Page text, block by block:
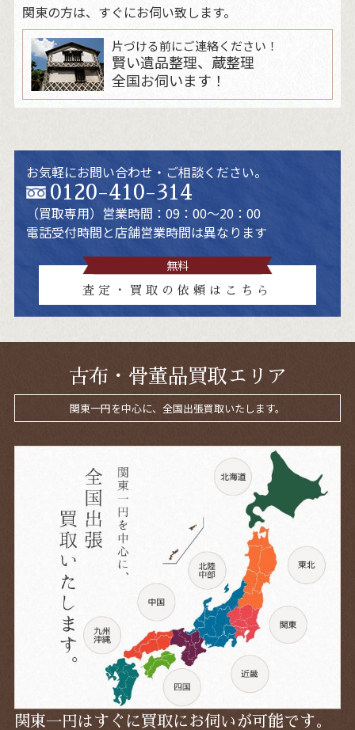
関東の方は、すぐにお伺い致します。
片づける前にご連絡ください！
賢い遺品整理、蔵整理
全国お伺います！
お気軽にお問い合わせ・ご相談ください。
0120-410-314
（買取専用） 営業時間：09：00～20：00
電話受付時間と店舗営業時間は異なります
無料
査定・買取の依頼はこちら
古布・骨董品買取エリア
関東一円を中心に、全国出張買取いたします。
関東一円はすぐに買取にお伺いが可能です。